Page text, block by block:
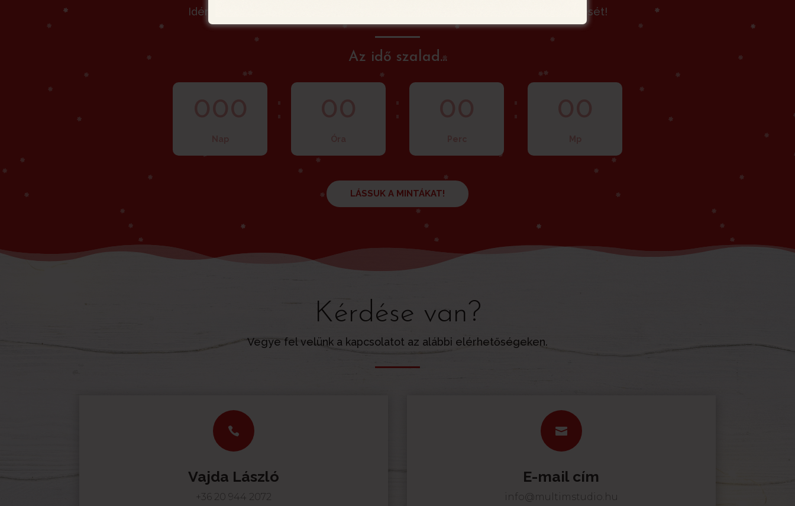
Idén 2025. december 15. 23:59-ig fogadjuk Karácsonyi Videó Képeslap rendelését!
Az idő szalad...
LÁSSUK A MINTÁKAT!
Kérdése van?
Vegye fel velünk a kapcsolatot az alábbi elérhetőségeken.

Vajda László
+36 20 944 2072

E-mail cím
info@multimstudio.hu